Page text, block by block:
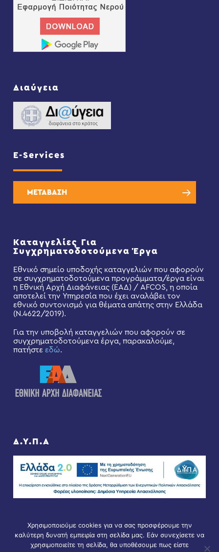
Διαύγεια
E-Services
ΜΕΤΑΒΑΣΗ
Καταγγελίες Για
Συγχρηματοδοτούμενα Έργα
Εθνικό σημείο υποδοχής καταγγελιών που αφορούν
σε συγχρηματοδοτούμενα προγράμματα/έργα είναι
η Εθνική Αρχή Διαφάνειας (ΕΑΔ) / AFCOS, η οποία
αποτελεί την Υπηρεσία που έχει αναλάβει τον
εθνικό συντονισμό για θέματα απάτης στην Ελλάδα
(Ν.4622/2019).
Για την υποβολή καταγγελιών που αφορούν σε
συγχρηματοδοτούμενα έργα, παρακαλούμε,
πατήστε εδώ.
Δ.Υ.Π.Α
Χρησιμοποιούμε cookies για να σας προσφέρουμε την
καλύτερη δυνατή εμπειρία στη σελίδα μας. Εάν συνεχίσετε να
χρησιμοποιείτε τη σελίδα, θα υποθέσουμε πως είστε